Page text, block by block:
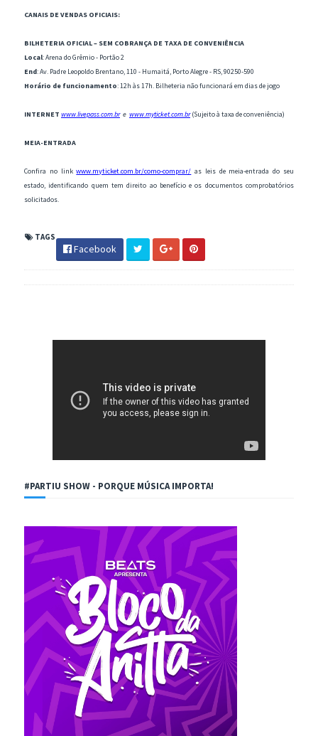
CANAIS DE VENDAS OFICIAIS:
BILHETERIA OFICIAL – SEM COBRANÇA DE TAXA DE CONVENIÊNCIA
Local: Arena do Grêmio - Portão 2
End: Av. Padre Leopoldo Brentano, 110 - Humaitá, Porto Alegre - RS, 90250-590
Horário de funcionamento: 12h às 17h. Bilheteria não funcionará em dias de jogo
INTERNET www.livepass.com.bre www.myticket.com.br(Sujeito à taxa de conveniência)
MEIA-ENTRADA
Confira no linkwww.myticket.com.br/como-comprar/ as leis de meia-entrada do seu
estado, identificando quem tem direito ao benefício e os documentos comprobatórios
solicitados.
TAGS
Facebook
#PARTIU SHOW - PORQUE MÚSICA IMPORTA!